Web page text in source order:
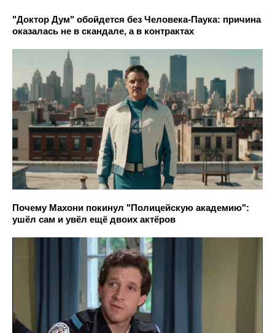
"Доктор Дум" обойдется без Человека-Паука: причина
оказалась не в скандале, а в контрактах
Почему Махони покинул "Полицейскую академию":
ушёл сам и увёл ещё двоих актёров